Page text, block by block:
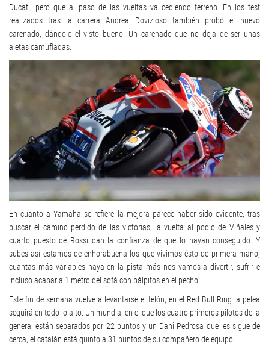
Ducati, pero que al paso de las vueltas va cediendo terreno. En los test
realizados tras la carrera Andrea Dovizioso también probó el nuevo
carenado, dándole el visto bueno. Un carenado que no deja de ser unas
aletas camufladas.
En cuanto a Yamaha se refiere la mejora parece haber sido evidente, tras
buscar el camino perdido de las victorias, la vuelta al podio de Viñales y
cuarto puesto de Rossi dan la confianza de que lo hayan conseguido. Y
subes así estamos de enhorabuena los que vivimos ésto de primera mano,
cuantas más variables haya en la pista más nos vamos a divertir, sufrir e
incluso acabar a 1 metro del sofá con pálpitos en el pecho.
Este fin de semana vuelve a levantarse el telón, en el Red Bull Ring la pelea
seguirá en todo lo alto. Un mundial en el que los cuatro primeros pilotos de la
general están separados por 22 puntos y un Dani Pedrosa que les sigue de
cerca, el catalán está quinto a 31 puntos de su compañero de equipo.